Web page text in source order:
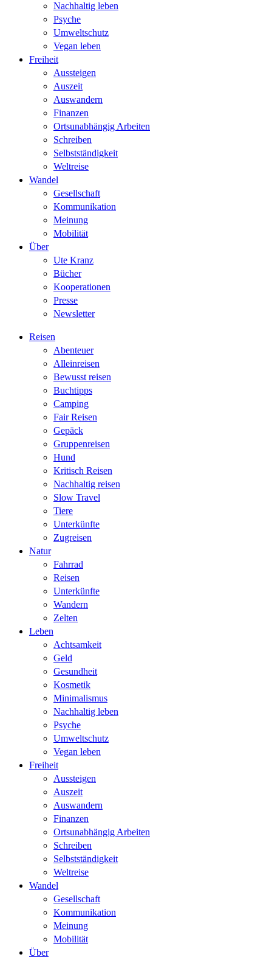
Nachhaltig leben
Psyche
Umweltschutz
Vegan leben
Freiheit
Aussteigen
Auszeit
Auswandern
Finanzen
Ortsunabhängig Arbeiten
Schreiben
Selbstständigkeit
Weltreise
Wandel
Gesellschaft
Kommunikation
Meinung
Mobilität
Über
Ute Kranz
Bücher
Kooperationen
Presse
Newsletter
Reisen
Abenteuer
Alleinreisen
Bewusst reisen
Buchtipps
Camping
Fair Reisen
Gepäck
Gruppenreisen
Hund
Kritisch Reisen
Nachhaltig reisen
Slow Travel
Tiere
Unterkünfte
Zugreisen
Natur
Fahrrad
Reisen
Unterkünfte
Wandern
Zelten
Leben
Achtsamkeit
Geld
Gesundheit
Kosmetik
Minimalismus
Nachhaltig leben
Psyche
Umweltschutz
Vegan leben
Freiheit
Aussteigen
Auszeit
Auswandern
Finanzen
Ortsunabhängig Arbeiten
Schreiben
Selbstständigkeit
Weltreise
Wandel
Gesellschaft
Kommunikation
Meinung
Mobilität
Über